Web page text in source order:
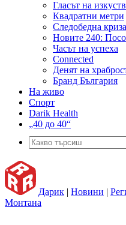
Гласът на
Квадратни метри
Следобедна криза
Новите 240:
Часът на успеха
Connected
Денят на
Бранд България
На живо
Спорт
Darik Health
„40 до 40“
Дарик | Новини |
Монтана